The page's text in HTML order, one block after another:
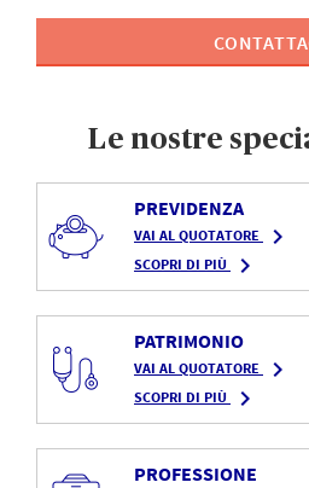
Le nostre
PREVIDENZA
VAI AL QUOTATORE navigate_next
SCOPRI DI PIÙ navigate_next
PATRIMONIO
VAI AL QUOTATORE navigate_next
SCOPRI DI PIÙ navigate_next
PROFESSIONE